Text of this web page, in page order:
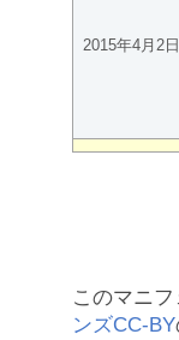
2015年4月2日
このマニフ
ンズCC-BY